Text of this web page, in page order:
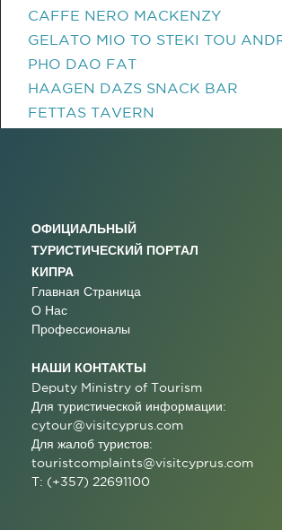
CAFFE NERO MACKENZY
GELATO MIO TO STEKI TOU
PHO DAO FAT
HAAGEN DAZS SNACK BAR
FETTAS TAVERN
ОФИЦИАЛЬНЫЙ
ТУРИСТИЧЕСКИЙ ПОРТАЛ
КИПРА
Главная Страница
О Нас
Профессионалы
НАШИ КОНТАКТЫ
Deputy Ministry of Tourism
Для туристической информации:
cytour@visitcyprus.com
Для жалоб туристов:
touristcomplaints@visitcyprus.com
T: (+357) 22691100